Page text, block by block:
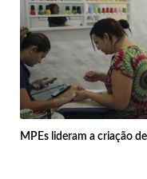
MPEs lideram a criação